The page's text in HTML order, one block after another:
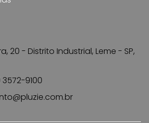
20 - Distrito Industrial, Leme - SP,
9100